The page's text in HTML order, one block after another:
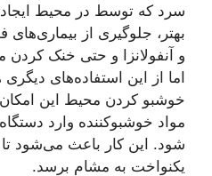
سرد که توسط در محیط
بهتر، جلوگیری از
و آنفولانزا و حتی خنک
اما از این استفاده‌های
خوشبو کردن محیط این
مواد خوشبوکننده وارد
شود. این کار باعث می‌شود
یکنواخت به مشام برسد.